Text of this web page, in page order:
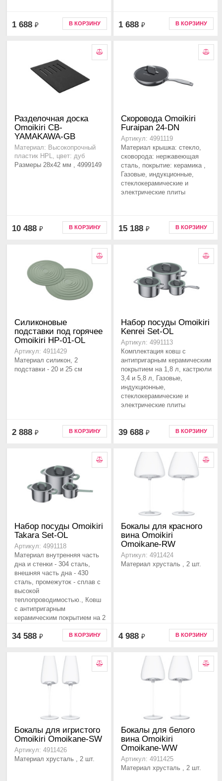
1 688 ₽ В КОРЗИНУ 1 688 ₽ В КОРЗИНУ
Разделочная доска
Omoikiri CB-
YAMAKAWA-GB
Материал: Высокопрочный
пластик HPL, цвет: дуб
Размеры 28x42 мм , 4999149
10 488 ₽ В КОРЗИНУ
Скоровода Omoikiri
Furaipan 24-DN
Артикул: 4991119
Материал крышка: стекло,
сковорода: нержавеющая
сталь, покрытие: керамика ,
Газовые, индукционные,
стеклокерамические и
электрические плиты
15 188 ₽ В КОРЗИНУ
Cиликоновые
подставки под горячее
Omoikiri HP-01-OL
Артикул: 4911429
Материал силикон, 2
подставки - 20 и 25 см
2 888 ₽ В КОРЗИНУ
Набор посуды Omoikiri
Kenrei Set-OL
Артикул: 4991113
Комплектация ковш с
антипригарным керамическим
покрытием на 1,8 л, кастрюли
3,4 и 5,8 л, Газовые,
индукционные,
стеклокерамические и
электрические плиты
39 688 ₽ В КОРЗИНУ
Набор посуды Omoikiri
Takara Set-OL
Артикул: 4991118
Материал внутренняя часть
дна и стенки - 304 сталь,
внешняя часть дна - 430
сталь, промежуток - сплав с
высокой
теплопроводимостью., Ковш
с антипригарным
керамическим покрытием на 2
34 588 ₽ В КОРЗИНУ
Бокалы для красного
вина Omoikiri
Omoikane-RW
Артикул: 4911424
Материал хрусталь , 2 шт.
4 988 ₽ В КОРЗИНУ
Бокалы для игристого
Omoikiri Omoikane-SW
Артикул: 4911426
Материал хрусталь , 2 шт.
Бокалы для белого
вина Omoikiri
Omoikane-WW
Артикул: 4911425
Материал хрусталь , 2 шт.